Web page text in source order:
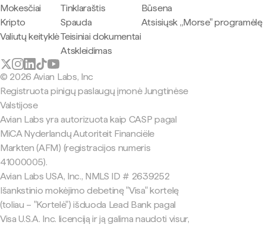
Mokesčiai
Kripto
Valiutų keityklė
Tinklaraštis
Spauda
Teisiniai dokumentai
Atskleidimas
Būsena
Atsisiųsk „Morse" programėlę
© 2026 Avian Labs, Inc
Registruota pinigų paslaugų įmonė Jungtinėse
Valstijose
Avian Labs yra autorizuota kaip CASP pagal
MiCA Nyderlandų Autoriteit Financiële
Markten (AFM) (registracijos numeris
41000005).
Avian Labs USA, Inc., NMLS ID # 2639252
Išankstinio mokėjimo debetinę "Visa" kortelę
(toliau – "Kortelė") išduoda Lead Bank pagal
Visa U.S.A. Inc. licenciją ir ją galima naudoti visur,